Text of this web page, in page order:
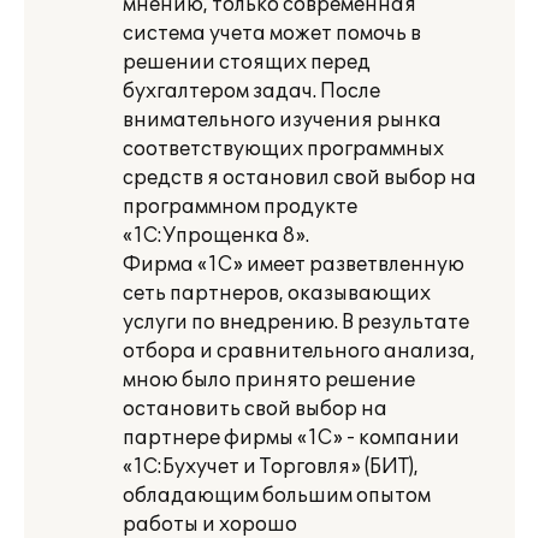
мнению, только современная
система учета может помочь в
решении стоящих перед
бухгалтером задач. После
внимательного изучения рынка
соответствующих программных
средств я остановил свой выбор на
программном продукте
«1С:Упрощенка 8».
Фирма «1С» имеет разветвленную
сеть партнеров, оказывающих
услуги по внедрению. В результате
отбора и сравнительного анализа,
мною было принято решение
остановить свой выбор на
партнере фирмы «1С» - компании
«1С:Бухучет и Торговля» (БИТ),
обладающим большим опытом
работы и хорошо